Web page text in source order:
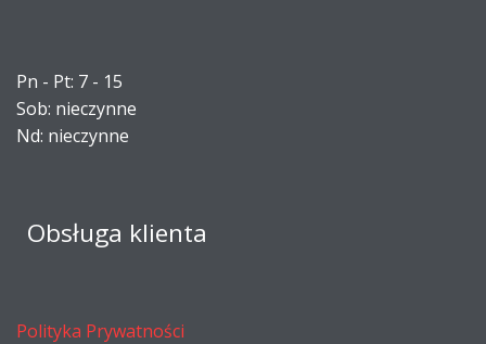
Pn - Pt: 7 - 15
Sob: nieczynne
Nd: nieczynne
Obsługa klienta
Polityka Prywatności